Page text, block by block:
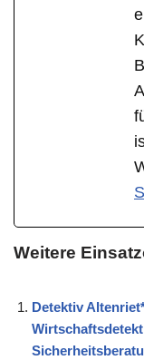
Weitere
Detektiv